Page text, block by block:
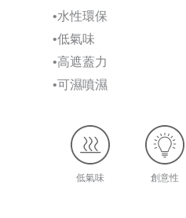
•水性環保
•低氣味
•高遮蓋力
•可濕噴濕
低氣味 創意性